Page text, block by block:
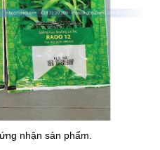
nhận sản phẩm.